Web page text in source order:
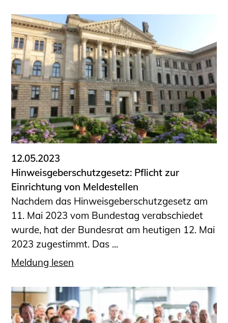
12.05.2023
Hinweisgeberschutzgesetz: Pflicht zur
Einrichtung von Meldestellen
Nachdem das Hinweisgeberschutzgesetz am
11. Mai 2023 vom Bundestag verabschiedet
wurde, hat der Bundesrat am heutigen 12. Mai
2023 zugestimmt. Das ...
Meldung lesen